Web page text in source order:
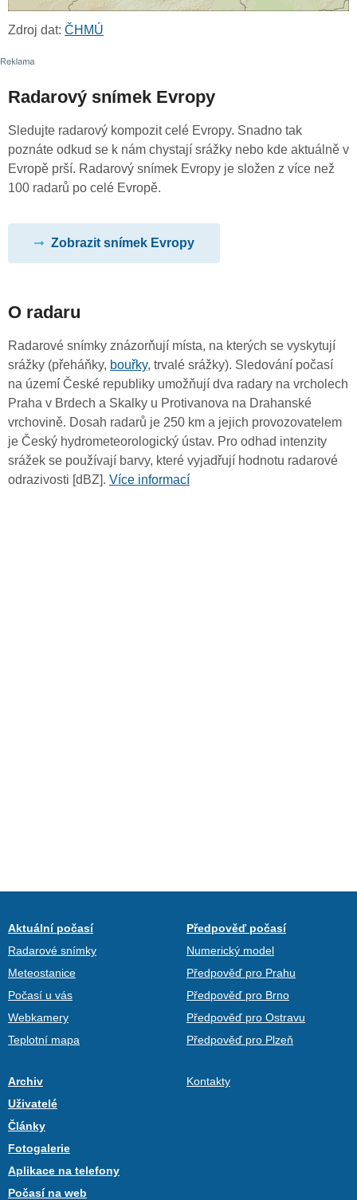
Zdroj dat: ČHMÚ
Radarový snímek Evropy
Sledujte radarový kompozit celé Evropy. Snadno tak
poznáte odkud se k nám chystají srážky nebo kde aktuálně v
Evropě prší. Radarový snímek Evropy je složen z více než
100 radarů po celé Evropě.
Zobrazit snímek Evropy
O radaru
Radarové snímky znázorňují místa, na kterých se vyskytují
srážky (přeháňky, bouřky, trvalé srážky). Sledování počasí
na území České republiky umožňují dva radary na vrcholech
Praha v Brdech a Skalky u Protivanova na Drahanské
vrchovině. Dosah radarů je 250 km a jejich provozovatelem
je Český hydrometeorologický ústav. Pro odhad intenzity
srážek se používají barvy, které vyjadřují hodnotu radarové
odrazivosti [dBZ]. Více informací
Aktuální počasí
Radarové snímky
Meteostanice
Počasí u vás
Webkamery
Teplotní mapa
Předpověď počasí
Numerický model
Předpověď pro Prahu
Předpověď pro Brno
Předpověď pro Ostravu
Předpověď pro Plzeň
Archiv
Uživatelé
Články
Fotogalerie
Aplikace na telefony
Počasí na web
Kontakty